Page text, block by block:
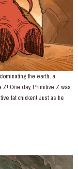
the earth, a
One day, Primitive Z was
fat chicken! Just as he